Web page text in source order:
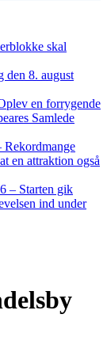
skal
den 8. august
en forrygende
Samlede
Rekordmange
en attraktion også
– Starten gik
ind under